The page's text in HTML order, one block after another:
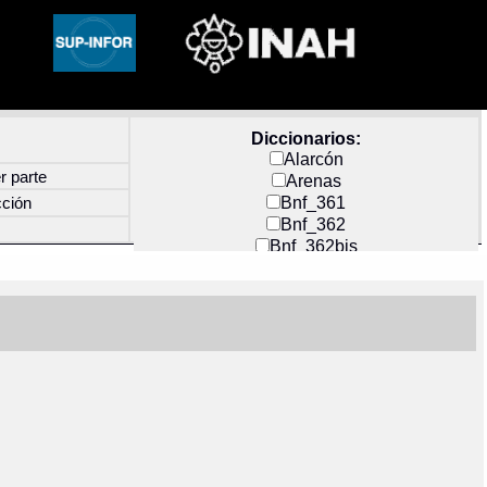
Diccionarios:
Alarcón
Arenas
Bnf_361
Bnf_362
Bnf_362bis
Docs_México
parte